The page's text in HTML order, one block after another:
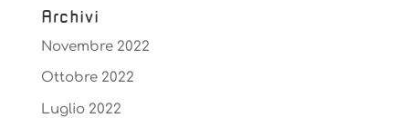
Archivi
Novembre 2022
Ottobre 2022
Luglio 2022